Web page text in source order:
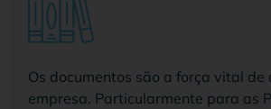
Os documentos são a força vital de
empresa. Particularmente para as